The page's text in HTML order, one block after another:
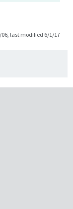
last modified 6/1/17